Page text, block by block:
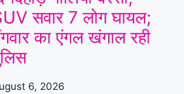
सवार 7 लोग घायल;
का एंगल खंगाल रही
6, 2026
26/0 (20) Mi London
« Full Scorecard